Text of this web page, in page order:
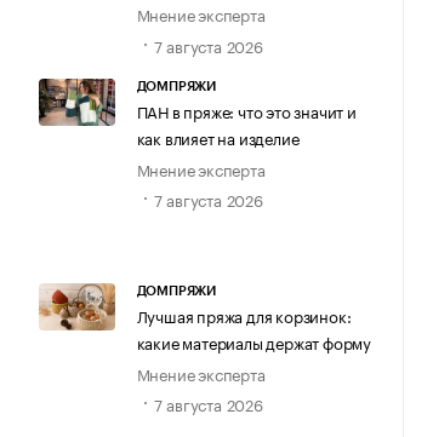
Мнение эксперта
7 августа 2026
ДОМПРЯЖИ
ПАН в пряже: что это значит и
как влияет на изделие
Мнение эксперта
7 августа 2026
ДОМПРЯЖИ
Лучшая пряжа для корзинок:
какие материалы держат форму
Мнение эксперта
7 августа 2026